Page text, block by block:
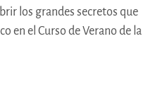
los grandes secretos que
en el Curso de Verano de la